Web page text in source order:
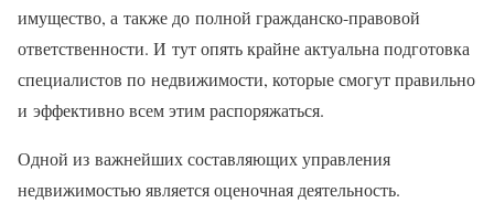
имущество, а также до полной гражданско-правовой
ответственности. И тут опять крайне актуальна подготовка
специалистов по недвижимости, которые смогут правильно
и эффективно всем этим распоряжаться.
Одной из важнейших составляющих управления
недвижимостью является оценочная деятельность.